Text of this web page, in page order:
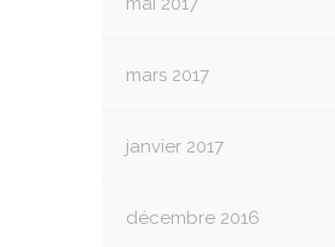
mars 2017
janvier 2017
décembre 2016